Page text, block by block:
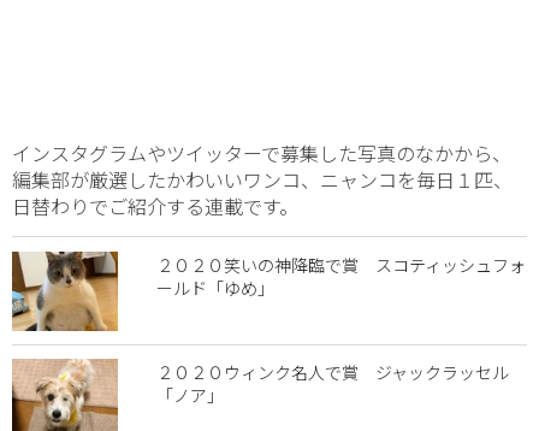
インスタグラムやツイッターで募集した写真のなかから、
編集部が厳選したかわいいワンコ、ニャンコを毎日１匹、
日替わりでご紹介する連載です。
２０２０笑いの神降臨で賞 スコティッシュフォ
ールド「ゆめ」
２０２０ウィンク名人で賞 ジャックラッセル
「ノア」